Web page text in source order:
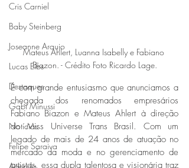
Cris Carniel
Baby Steinberg
Joseanne Araujo
Lucas Eibs
Destaques
Gabi Minussi
Notícias
Felipe Saraiva
Mateus Ahlert, Luanna Isabelly e Fabiano
Biazon. - Crédito Foto Ricardo Lage.
É com grande entusiasmo que anunciamos a
chegada dos renomados empresários
Fabiano Biazon e Mateus Ahlert à direção
do Miss Universe Trans Brasil. Com um
legado de mais de 24 anos de atuação no
mercado da moda e no gerenciamento de
artistas, essa dupla talentosa e visionária traz